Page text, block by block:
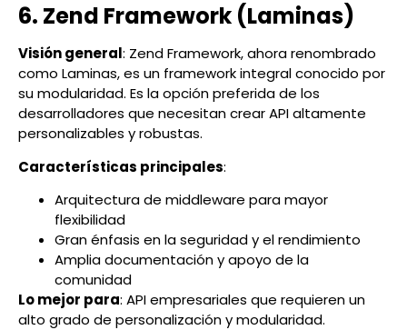
6. Zend Framework (Laminas)
Visión general: Zend Framework, ahora renombrado
como Laminas, es un framework integral conocido por
su modularidad. Es la opción preferida de los
desarrolladores que necesitan crear API altamente
personalizables y robustas.
Características principales:
Arquitectura de middleware para mayor
flexibilidad
Gran énfasis en la seguridad y el rendimiento
Amplia documentación y apoyo de la
comunidad
Lo mejor para: API empresariales que requieren un
alto grado de personalización y modularidad.